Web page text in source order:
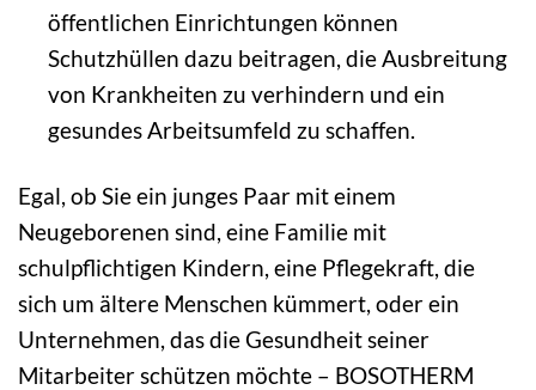
öffentlichen Einrichtungen können
Schutzhüllen dazu beitragen, die Ausbreitung
von Krankheiten zu verhindern und ein
gesundes Arbeitsumfeld zu schaffen.
Egal, ob Sie ein junges Paar mit einem
Neugeborenen sind, eine Familie mit
schulpflichtigen Kindern, eine Pflegekraft, die
sich um ältere Menschen kümmert, oder ein
Unternehmen, das die Gesundheit seiner
Mitarbeiter schützen möchte – BOSOTHERM